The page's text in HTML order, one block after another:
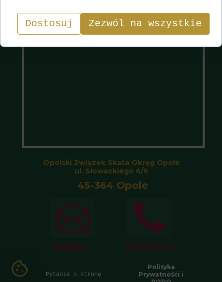
"W skacie wygrywa nie ten, kto ma najlepsze karty,
lecz ten, kto najlepiej nimi gra.”
Pytanie o stronę
Polityka
Prywatności i
Zadzwoń
Napisz
Opolski Związek Skata Okręg Opole
ul. Słowackiego 6/6
45-364 Opole
Dostosuj Zezwól na wszystkie